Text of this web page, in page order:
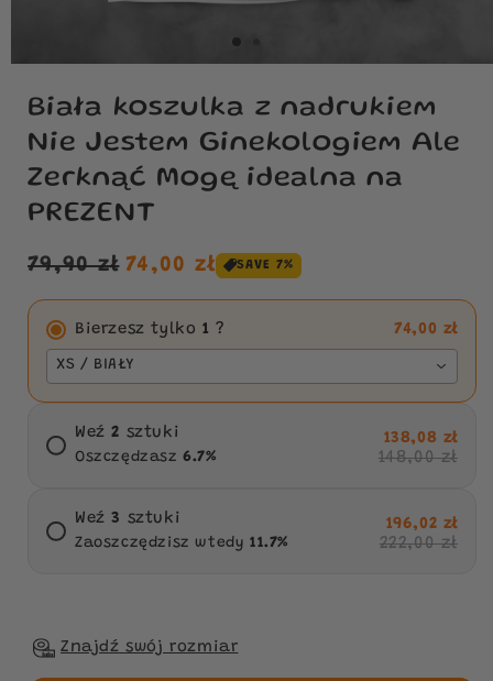
Biała koszulka z nadrukiem
Nie Jestem Ginekologiem Ale
Zerknąć Mogę idealna na
PREZENT
Cena
regularna
74,00 zł
Cena
sprzedaży
79,90 zł SAVE 7%
Bierzesz tylko 1 ? 74,00 zł
XS / BIAŁY
Weź 2 sztuki
Oszczędzasz 6.7%
138,08 zł
148,00 zł
Weź 3 sztuki
Zaoszczędzisz wtedy 11.7%
196,02 zł
222,00 zł
Znajdź swój rozmiar